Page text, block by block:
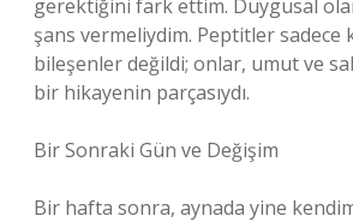
gerektiğini fark ettim. Duygusal
şans vermeliydim. Peptitler sadece
bileşenler değildi; onlar, umut ve
bir hikayenin parçasıydı.
Bir Sonraki Gün ve Değişim
Bir hafta sonra, aynada yine